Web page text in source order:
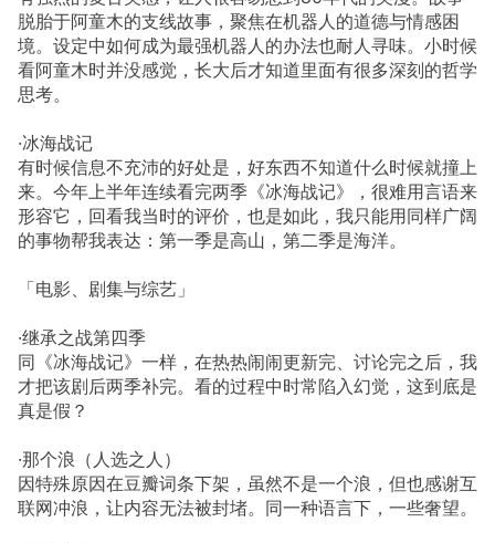
脱胎于阿童木的支线故事，聚焦在机器人的道德与情感困
境。设定中如何成为最强机器人的办法也耐人寻味。小时候
看阿童木时并没感觉，长大后才知道里面有很多深刻的哲学
思考。
·冰海战记
有时候信息不充沛的好处是，好东西不知道什么时候就撞上
来。今年上半年连续看完两季《冰海战记》，很难用言语来
形容它，回看我当时的评价，也是如此，我只能用同样广阔
的事物帮我表达：第一季是高山，第二季是海洋。
「电影、剧集与综艺」
·继承之战第四季
同《冰海战记》一样，在热热闹闹更新完、讨论完之后，我
才把该剧后两季补完。看的过程中时常陷入幻觉，这到底是
真是假？
·那个浪（人选之人）
因特殊原因在豆瓣词条下架，虽然不是一个浪，但也感谢互
联网冲浪，让内容无法被封堵。同一种语言下，一些奢望。